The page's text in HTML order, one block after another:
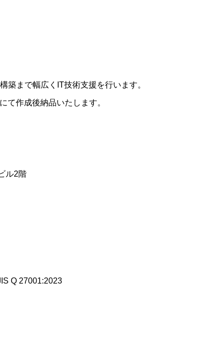
築まで幅広くIT技術支援を行います。
て作成後納品いたします。
ル2階
Q 27001:2023